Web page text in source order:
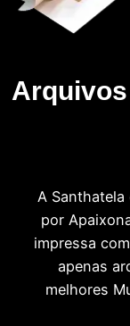
A
por
impressa
apenas
melhores